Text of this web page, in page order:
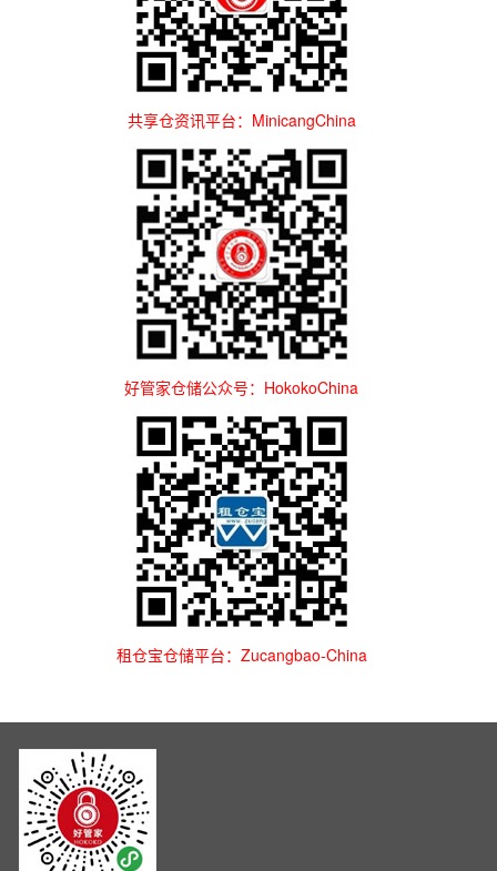
共享仓资讯平台：MinicangChina
好管家仓储公众号：HokokoChina
租仓宝仓储平台：Zucangbao-China